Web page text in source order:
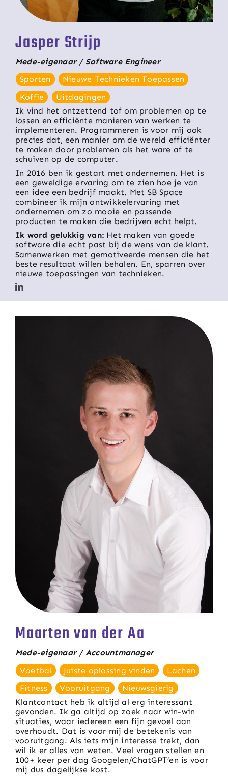
Jasper Strijp
Mede-eigenaar / Software Engineer
Sporten
Nieuwe Technieken Toepassen
Koffie
Uitdagingen
Ik vind het ontzettend tof om problemen op te
lossen en efficiënte manieren van werken te
implementeren. Programmeren is voor mij ook
precies dat, een manier om de wereld efficiënter
te maken door problemen als het ware af te
schuiven op de computer.
In 2016 ben ik gestart met ondernemen. Het is
een geweldige ervaring om te zien hoe je van
een idee een bedrijf maakt. Met SB Space
combineer ik mijn ontwikkelervaring met
ondernemen om zo mooie en passende
producten te maken die bedrijven echt helpt.
Ik word gelukkig van: Het maken van goede
software die echt past bij de wens van de klant.
Samenwerken met gemotiveerde mensen die het
beste resultaat willen behalen. En, sparren over
nieuwe toepassingen van technieken.
Maarten van der Aa
Mede-eigenaar / Accountmanager
Voetbal
Juiste oplossing vinden
Lachen
Fitness
Vooruitgang
Nieuwsgierig
Klantcontact heb ik altijd al erg interessant
gevonden. Ik ga altijd op zoek naar win-win
situaties, waar iedereen een fijn gevoel aan
overhoudt. Dat is voor mij de betekenis van
vooruitgang. Als iets mijn interesse trekt, dan
wil ik er alles van weten. Veel vragen stellen en
100+ keer per dag Googelen/ChatGPT’en is voor
mij dus dagelijkse kost.